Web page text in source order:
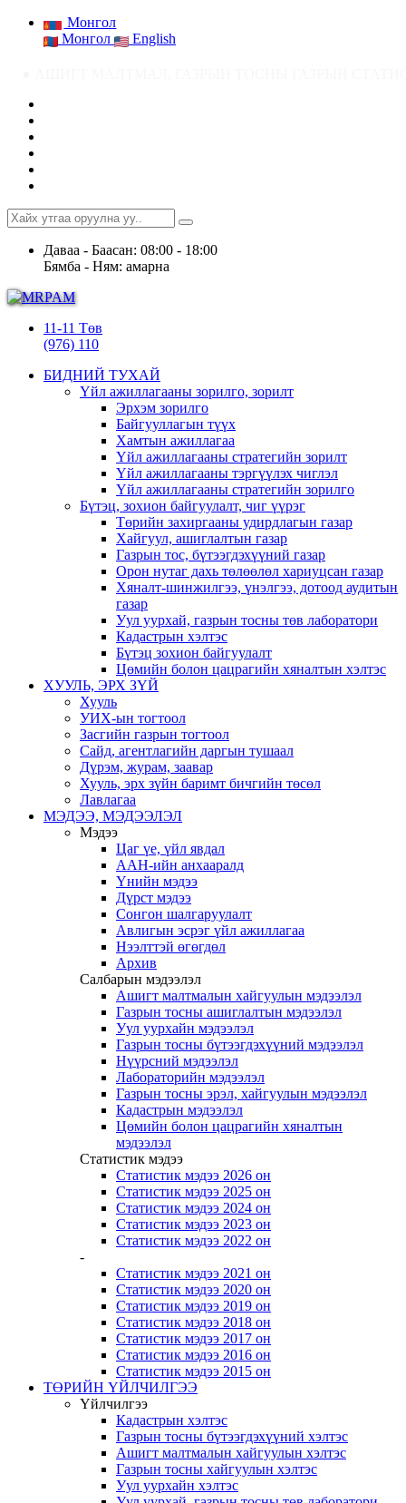
Монгол
Монгол
English
Даваа - Баасан: 08:00 - 18:00
Бямба - Ням: амарна
11-11 Төв
(976) 110
БИДНИЙ ТУХАЙ
Үйл ажиллагааны зорилго, зорилт
Эрхэм зорилго
Байгууллагын түүх
Хамтын ажиллагаа
Үйл ажиллагааны стратегийн зорилт
Үйл ажиллагааны тэргүүлэх чиглэл
Үйл ажиллагааны стратегийн зорилго
Бүтэц, зохион байгуулалт, чиг үүрэг
Төрийн захиргааны удирдлагын газар
Хайгуул, ашиглалтын газар
Газрын тос, бүтээгдэхүүний газар
Орон нутаг дахь төлөөлөл хариуцсан газар
Хяналт-шинжилгээ, үнэлгээ, дотоод аудитын
газар
Уул уурхай, газрын тосны төв лаборатори
Кадастрын хэлтэс
Бүтэц зохион байгуулалт
Цөмийн болон цацрагийн хяналтын хэлтэс
ХУУЛЬ, ЭРХ ЗҮЙ
Хууль
УИХ-ын тогтоол
Засгийн газрын тогтоол
Сайд, агентлагийн даргын тушаал
Дүрэм, журам, заавар
Хууль, эрх зүйн баримт бичгийн төсөл
Лавлагаа
МЭДЭЭ, МЭДЭЭЛЭЛ
Мэдээ
Цаг үе, үйл явдал
ААН-ийн анхааралд
Үнийн мэдээ
Дүрст мэдээ
Сонгон шалгаруулалт
Авлигын эсрэг үйл ажиллагаа
Нээлттэй өгөгдөл
Архив
Салбарын мэдээлэл
Ашигт малтмалын хайгуулын мэдээлэл
Газрын тосны ашиглалтын мэдээлэл
Уул уурхайн мэдээлэл
Газрын тосны бүтээгдэхүүний мэдээлэл
Нүүрсний мэдээлэл
Лабораторийн мэдээлэл
Газрын тосны эрэл, хайгуулын мэдээлэл
Кадастрын мэдээлэл
Цөмийн болон цацрагийн хяналтын
мэдээлэл
Статистик мэдээ
Статистик мэдээ 2026 он
Статистик мэдээ 2025 он
Статистик мэдээ 2024 он
Статистик мэдээ 2023 он
Статистик мэдээ 2022 он
-
Статистик мэдээ 2021 он
Статистик мэдээ 2020 он
Статистик мэдээ 2019 он
Статистик мэдээ 2018 он
Статистик мэдээ 2017 он
Статистик мэдээ 2016 он
Статистик мэдээ 2015 он
ТӨРИЙН ҮЙЛЧИЛГЭЭ
Үйлчилгээ
Кадастрын хэлтэс
Газрын тосны бүтээгдэхүүний хэлтэс
Ашигт малтмалын хайгуулын хэлтэс
Газрын тосны хайгуулын хэлтэс
Уул уурхайн хэлтэс